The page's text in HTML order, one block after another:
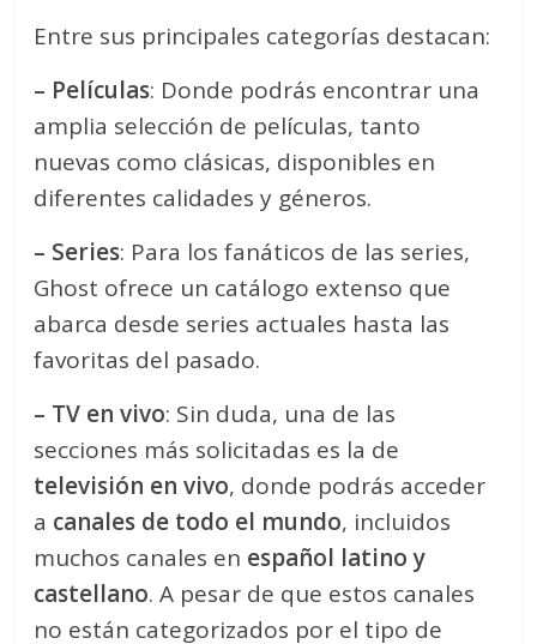
Entre sus principales categorías destacan:
– Películas: Donde podrás encontrar una
amplia selección de películas, tanto
nuevas como clásicas, disponibles en
diferentes calidades y géneros.
– Series: Para los fanáticos de las series,
Ghost ofrece un catálogo extenso que
abarca desde series actuales hasta las
favoritas del pasado.
– TV en vivo: Sin duda, una de las
secciones más solicitadas es la de
televisión en vivo, donde podrás acceder
a canales de todo el mundo, incluidos
muchos canales en español latino y
castellano. A pesar de que estos canales
no están categorizados por el tipo de